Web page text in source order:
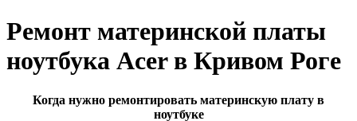
Ремонт материнской платы
ноутбука Acer в Кривом Роге
Когда нужно ремонтировать материнскую плату в
ноутбуке